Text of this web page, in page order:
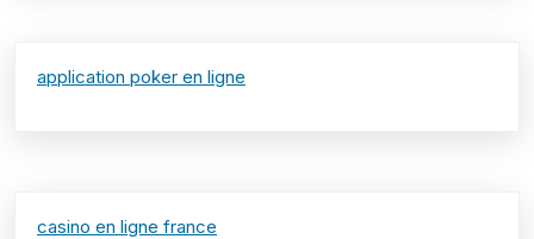
application poker en ligne
casino en ligne france